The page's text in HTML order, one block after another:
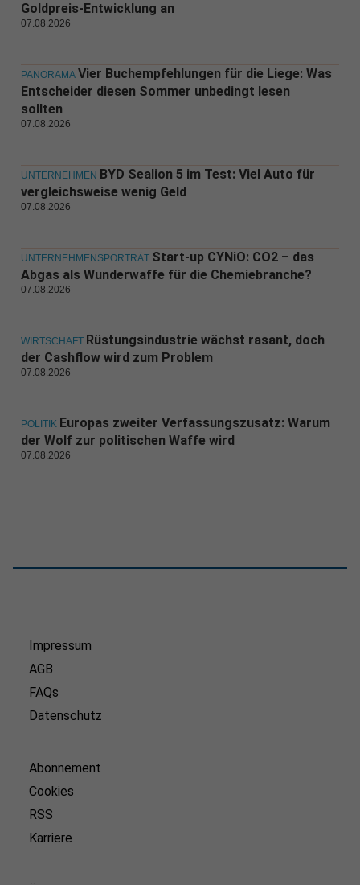
Goldpreis-Entwicklung an
07.08.2026
PANORAMA Vier Buchempfehlungen für die Liege: Was
Entscheider diesen Sommer unbedingt lesen
sollten
07.08.2026
UNTERNEHMEN BYD Sealion 5 im Test: Viel Auto für
vergleichsweise wenig Geld
07.08.2026
UNTERNEHMENSPORTRÄT Start-up CYNiO: CO2 – das
Abgas als Wunderwaffe für die Chemiebranche?
07.08.2026
WIRTSCHAFT Rüstungsindustrie wächst rasant, doch
der Cashflow wird zum Problem
07.08.2026
POLITIK Europas zweiter Verfassungszusatz: Warum
der Wolf zur politischen Waffe wird
07.08.2026
Impressum
AGB
FAQs
Datenschutz
Abonnement
Cookies
RSS
Karriere